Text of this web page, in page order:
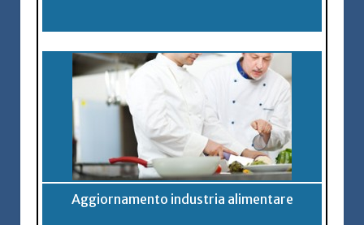
Aggiornamento industria alimentare